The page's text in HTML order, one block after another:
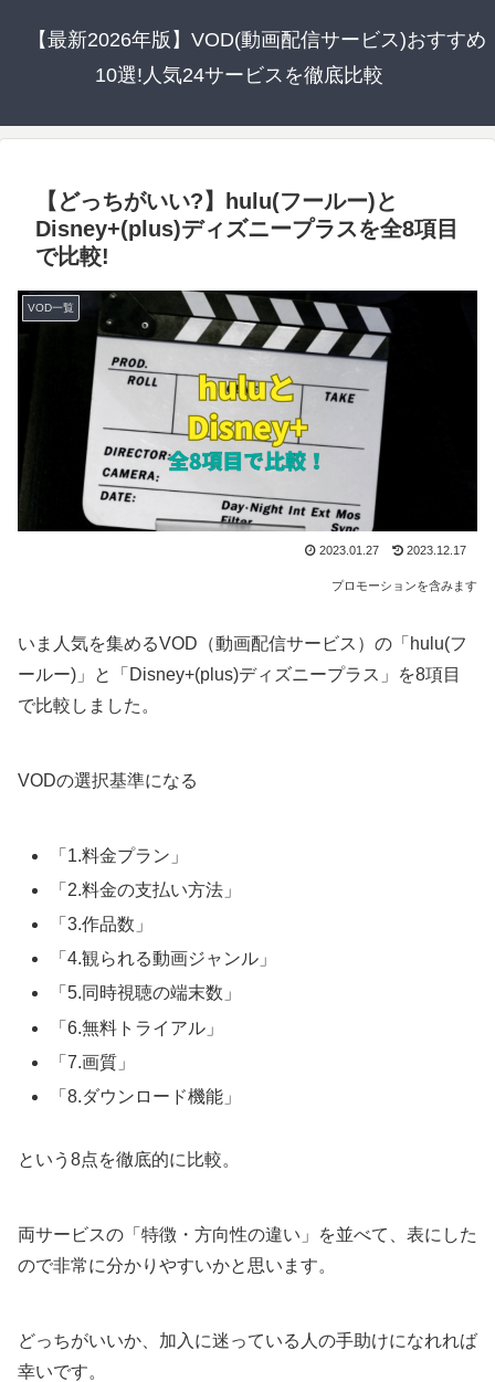
【最新2026年版】VOD(動画配信サービス)おすすめ
10選!人気24サービスを徹底比較
【どっちがいい?】hulu(フールー)と
Disney+(plus)ディズニープラスを全8項目
で比較!
VOD一覧
2023.01.27 2023.12.17
プロモーションを含みます
いま人気を集めるVOD（動画配信サービス）の「hulu(フ
ールー)」と「Disney+(plus)ディズニープラス」を8項目
で比較しました。
VODの選択基準になる
「1.料金プラン」
「2.料金の支払い方法」
「3.作品数」
「4.観られる動画ジャンル」
「5.同時視聴の端末数」
「6.無料トライアル」
「7.画質」
「8.ダウンロード機能」
という8点を徹底的に比較。
両サービスの「特徴・方向性の違い」を並べて、表にした
ので非常に分かりやすいかと思います。
どっちがいいか、加入に迷っている人の手助けになれれば
幸いです。